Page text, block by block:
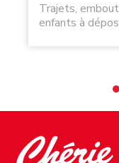
Trajets,
enfants à